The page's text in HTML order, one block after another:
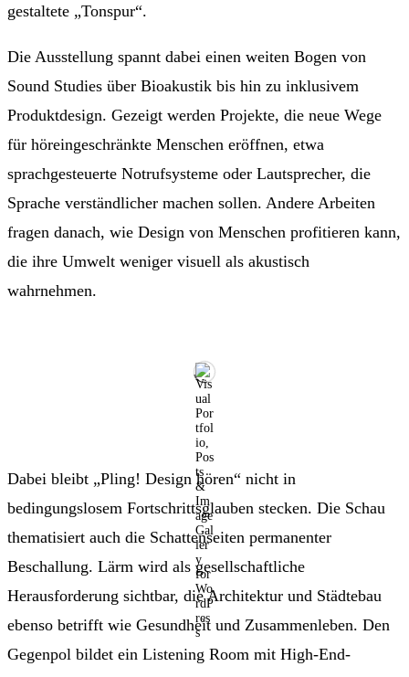
gestaltete „Tonspur“.
Die Ausstellung spannt dabei einen weiten Bogen von
Sound Studies über Bioakustik bis hin zu inklusivem
Produktdesign. Gezeigt werden Projekte, die neue Wege
für höreingeschränkte Menschen eröffnen, etwa
sprachgesteuerte Notrufsysteme oder Lautsprecher, die
Sprache verständlicher machen sollen. Andere Arbeiten
fragen danach, wie Design von Menschen profitieren kann,
die ihre Umwelt weniger visuell als akustisch
wahrnehmen.
Dabei bleibt „Pling! Design hören“ nicht in
bedingungslosem Fortschrittsglauben stecken. Die Schau
thematisiert auch die Schattenseiten permanenter
Beschallung. Lärm wird als gesellschaftliche
Herausforderung sichtbar, die Architektur und Städtebau
ebenso betrifft wie Gesundheit und Zusammenleben. Den
Gegenpol bildet ein Listening Room mit High-End-